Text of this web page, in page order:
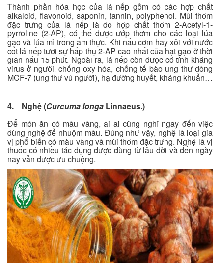
Thành phần hóa học của lá nếp gồm có các hợp chất
alkaloid, flavonoid, saponin, tannin, polyphenol. Mùi thơm
đặc trưng của lá nếp là do hợp chất thơm 2-Acetyl-1-
pyrroline (2-AP), có thể được ướp thơm cho các loại lúa
gạo và lúa mì trong ẩm thực. Khi nấu cơm hay xôi với nước
cốt lá nếp tươi sự hấp thụ 2-AP cao nhất của hạt gạo ở thời
gian nấu 15 phút. Ngoài ra, lá nếp còn được có tính kháng
virus ở người, chống oxy hóa, chống tế bào ung thư dòng
MCF-7 (ung thư vú người), hạ đường huyết, kháng khuẩn…
4. Nghệ (Curcuma longa Linnaeus.)
Để món ăn có màu vàng, ai ai cũng nghĩ ngay đến việc
dùng nghệ để nhuộm màu. Đúng như vậy, nghệ là loại gia
vị phổ biến có màu vàng và mùi thơm đặc trưng. Nghệ là vị
thuốc có nhiều tác dụng được dùng từ lâu đời và đến ngày
nay vẫn được ưu chuộng.